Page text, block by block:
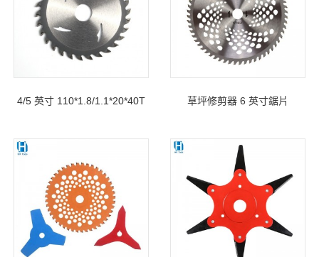
4/5 英寸 110*1.8/1.1*20*40T 草坪修剪器 6 英寸鋸片
園灌木